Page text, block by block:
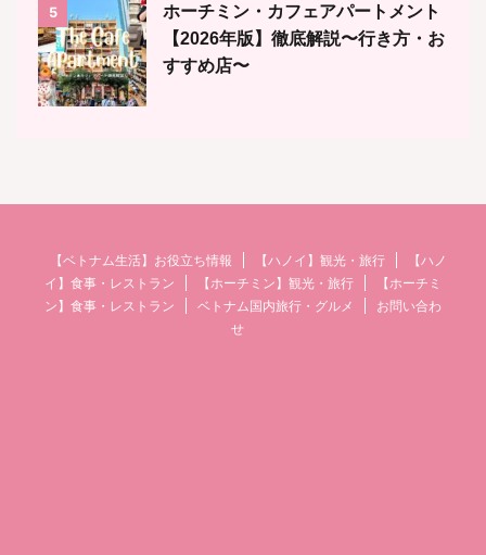
5
ホーチミン・カフェアパートメント
【2026年版】徹底解説〜行き方・お
すすめ店〜
【ベトナム生活】お役立ち情報 【ハノイ】観光・旅行
【ハノ
イ】食事・レストラン
【ホーチミン】観光・旅行
【ホーチミ
ン】食事・レストラン
ベトナム国内旅行・グルメ
お問い合わ
せ